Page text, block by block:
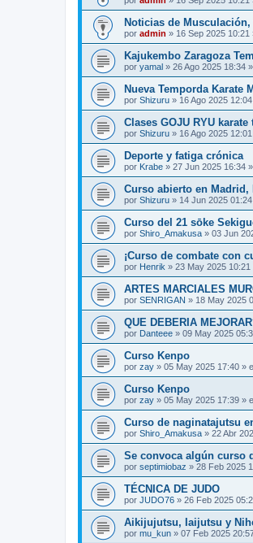
Noticias de
por admin » 16 Sep 2025 10:21
Kajukembo Zaragoza
por yamal » 26 Ago 2025 18:34
Nueva Temporda Karate
por Shizuru » 16 Ago 2025 12:04
Clases GOJU RYU karate
por Shizuru » 16 Ago 2025 12:01
Deporte y fatiga crónica
por Krabe » 27 Jun 2025 16:34
Curso abierto en Madrid,
por Shizuru » 14 Jun 2025 01:24
Curso del 21 sōke
por Shiro_Amakusa » 03 Jun
¡Curso de combate con
por Henrik » 23 May 2025 10:21
ARTES MARCIALES
por SENRIGAN » 18 May 2025
QUE DEBERIA
por Danteee » 09 May 2025
Curso Kenpo
por zay » 05 May 2025 17:40 »
Curso Kenpo
por zay » 05 May 2025 17:39 »
Curso de naginatajutsu
por Shiro_Amakusa » 22 Abr
Se convoca algún curso
por septimiobaz » 28 Feb 2025
TÉCNICA DE JUDO
por JUDO76 » 26 Feb 2025
Aikijujutsu, Iaijutsu y
por mu_kun » 07 Feb 2025